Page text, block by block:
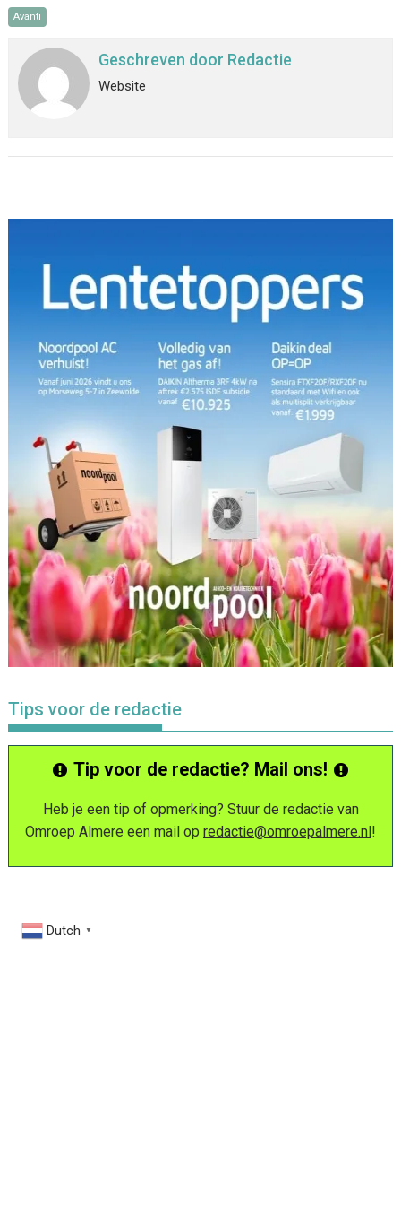
Avanti
Geschreven door Redactie
Website
Tips voor de redactie
Tip voor de redactie? Mail ons!
Heb je een tip of opmerking? Stuur de redactie van
Omroep Almere een mail op redactie@omroepalmere.nl!
Dutch ▼